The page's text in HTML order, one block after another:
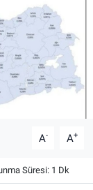
A- A+
Süresi: 1 Dk